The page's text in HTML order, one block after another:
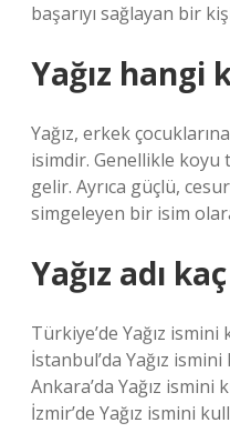
başarıyı sağlayan bir
Yağız hangi
Yağız, erkek
isimdir. Genellikle koyu
gelir. Ayrıca güçlü,
simgeleyen bir isim
Yağız adı
Türkiye’de Yağız
İstanbul’da Yağız
Ankara’da Yağız ismini
İzmir’de Yağız ismini